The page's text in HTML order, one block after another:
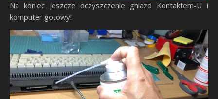
Na koniec jeszcze oczyszczenie gniazd Kontaktem-U i
komputer gotowy!